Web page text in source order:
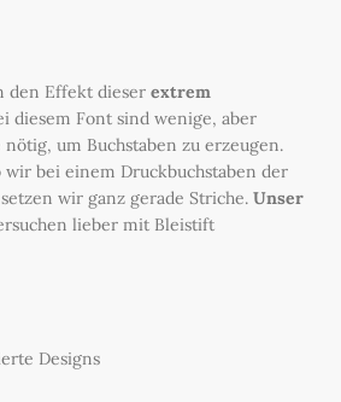
den Effekt dieser extrem
diesem Font sind wenige, aber
um Buchstaben zu erzeugen.
bei einem Druckbuchstaben der
wir ganz gerade Striche. Unser
lieber mit Bleistift
Designs